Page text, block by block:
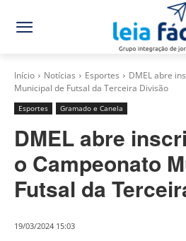
Início Notícias Esportes
DMEL abre
Municipal de Futsal da Terceira Divisão
Esportes Gramado e Canela
DMEL abre
o Campeonato
Futsal da
19/03/2024 15:03